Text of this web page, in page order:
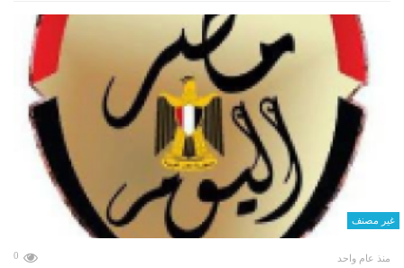
غير مصنف
منذ عام واحد 0